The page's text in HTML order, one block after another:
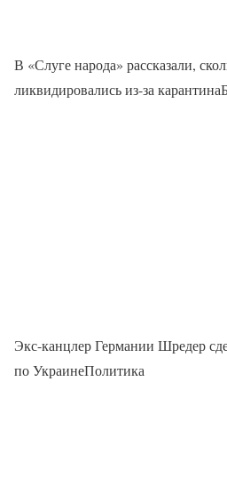
В «Слуге народа» рассказали,
ликвидировались из-за
Экс-канцлер Германии Шредер
по УкраинеПолитика